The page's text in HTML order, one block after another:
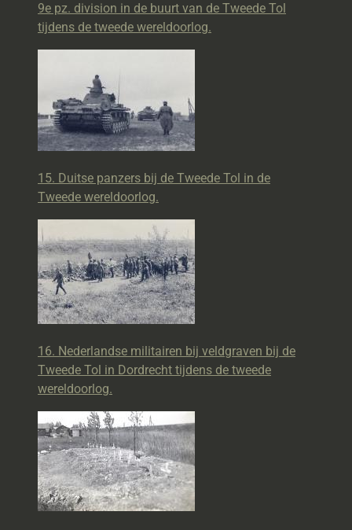
9e pz. division in de buurt van de Tweede Tol
tijdens de tweede wereldoorlog.
15. Duitse panzers bij de Tweede Tol in de
Tweede wereldoorlog.
16. Nederlandse militairen bij veldgraven bij de
Tweede Tol in Dordrecht tijdens de tweede
wereldoorlog.